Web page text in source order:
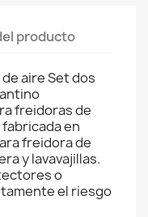
producto
aire Set dos
freidoras de
en
freidora de
y lavavajillas.
o
el riesgo